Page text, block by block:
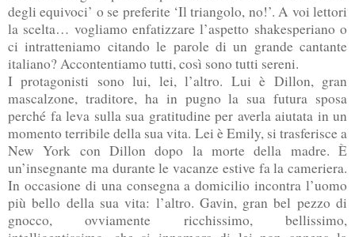
degli equivoci’ o se preferite ‘Il triangolo, no!’. A voi lettori
la scelta… vogliamo enfatizzare l’aspetto shakesperiano o
ci intratteniamo citando le parole di un grande cantante
italiano? Accontentiamo tutti, così sono tutti sereni.
I protagonisti sono lui, lei, l’altro. Lui è Dillon, gran
mascalzone, traditore, ha in pugno la sua futura sposa
perché fa leva sulla sua gratitudine per averla aiutata in un
momento terribile della sua vita. Lei è Emily, si trasferisce a
New York con Dillon dopo la morte della madre. È
un’insegnante ma durante le vacanze estive fa la cameriera.
In occasione di una consegna a domicilio incontra l’uomo
più bello della sua vita: l’altro. Gavin, gran bel pezzo di
gnocco, ovviamente ricchissimo, bellissimo,